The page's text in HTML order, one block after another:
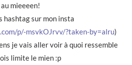
mieeeen!
hashtag sur mon insta
p/-msvkOJrvv/?taken-by=alru)
je vais aller voir à quoi ressemble
limite le mien :p